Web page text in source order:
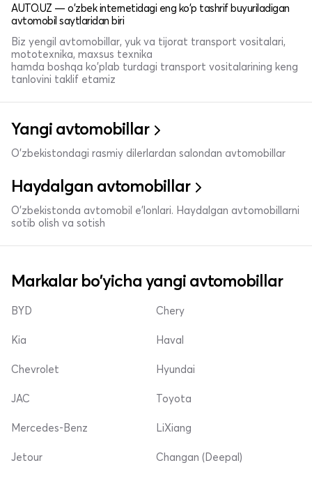
AUTO.UZ — o'zbek internetidagi eng ko'p tashrif buyuriladigan
avtomobil saytlaridan biri
Biz yengil avtomobillar, yuk va tijorat transport vositalari,
mototexnika, maxsus texnika
hamda boshqa ko'plab turdagi transport vositalarining keng
tanlovini taklif etamiz
Yangi avtomobillar
O'zbekistondagi rasmiy dilerlardan salondan avtomobillar
Haydalgan avtomobillar
O'zbekistonda avtomobil e’lonlari. Haydalgan avtomobillarni
sotib olish va sotish
Markalar bo'yicha yangi avtomobillar
BYD
Kia
Chevrolet
Chery
Haval
Hyundai
JAC
Mercedes-Benz
Jetour
Toyota
LiXiang
Changan (Deepal)